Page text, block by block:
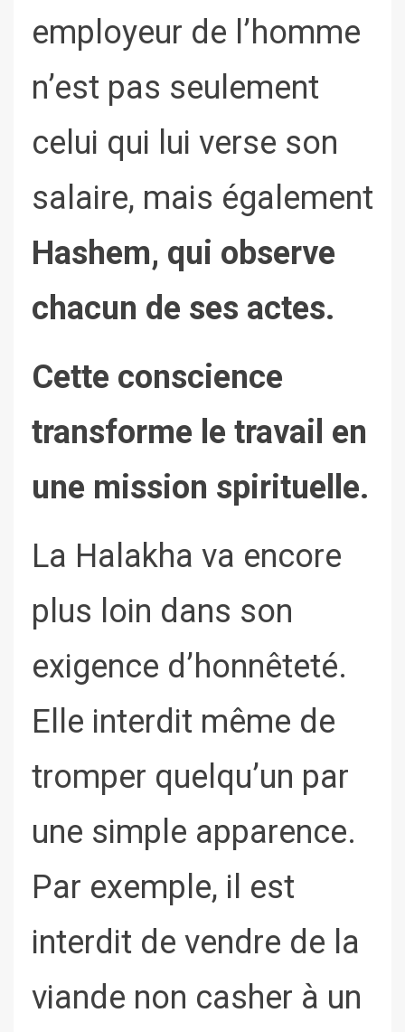
employeur de l’homme
n’est pas seulement
celui qui lui verse son
salaire, mais également
Hashem, qui observe
chacun de ses actes.
Cette conscience
transforme le travail en
une mission spirituelle.
La Halakha va encore
plus loin dans son
exigence d’honnêteté.
Elle interdit même de
tromper quelqu’un par
une simple apparence.
Par exemple, il est
interdit de vendre de la
viande non casher à un